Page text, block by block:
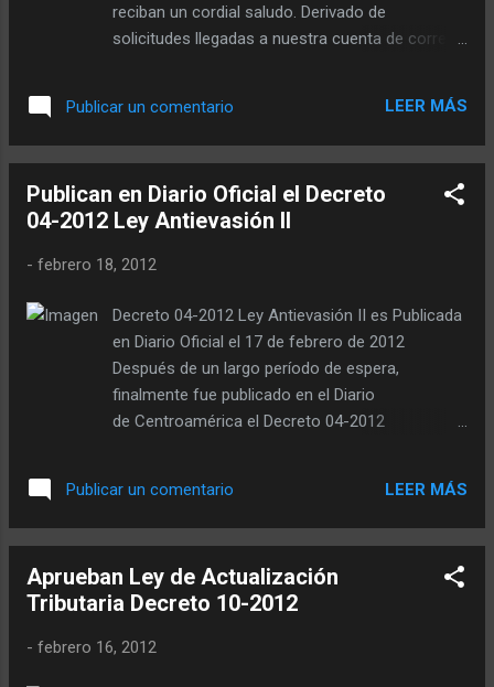
reciban un cordial saludo. Derivado de
solicitudes llegadas a nuestra cuenta de correo
decidido incluir en esta ocasión un análisis de
los cambios que trae la vigencia de La Ley
febrero de 2012 en el diario oficial, con relación
a los pequeños contribuyentes del Impuesto al
Cambios a Régimen de Pequeño Contribuyente
mencionaron los artículos de la Ley del
tema de los Pequeños Contribuyentes. En esa
ocasión se publicó información relacionada con
Antievasión 2. En esta ocasión nos
Publicar un comentario LEER MÁS
Publican en Diario Oficial el Decreto
04-2012 Ley Antievasión II
- febrero 18, 2012
Decreto 04-2012 Ley Antievasión II es Publicada
en Diario Oficial el 17 de febrero de 2012
Después de un largo período de espera,
finalmente fue publicado en el Diario
de Centroamérica el Decreto 04-2012
DEFRAUDACIÓN Y AL CONTRABANDO». Dicha
ley fue aprobada por el Congreso de la
2012 . La sanción de la ley se da paralelamente a
la aprobación de la Ley de Actualización Fiscal
complementarias. CLICK AQUÍ PARA
Publicar un comentario LEER MÁS
Aprueban Ley de Actualización
Tributaria Decreto 10-2012
- febrero 16, 2012